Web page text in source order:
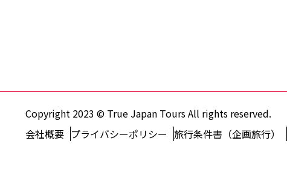
Copyright 2023 © True Japan Tours All rights reserved.
会社概要 プライバシーポリシー 旅行条件書（企画旅行）